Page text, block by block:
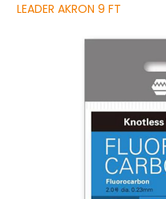
LEADER AKRON 9 FT